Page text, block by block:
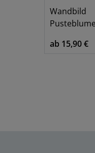
Wandbild
ab 15,90 €